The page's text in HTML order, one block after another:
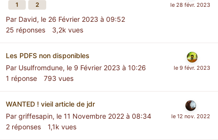
1 2
Par David, le 26 Février 2023 à 09:52
25 réponses 3,2k vues
Les PDFS non disponibles
Par Usulfromdune, le 9 Février 2023 à 10:26
1 réponse 793 vues
WANTED ! vieil article de jdr
Par griffesapin, le 11 Novembre 2022 à 08:34
2 réponses 1,1k vues